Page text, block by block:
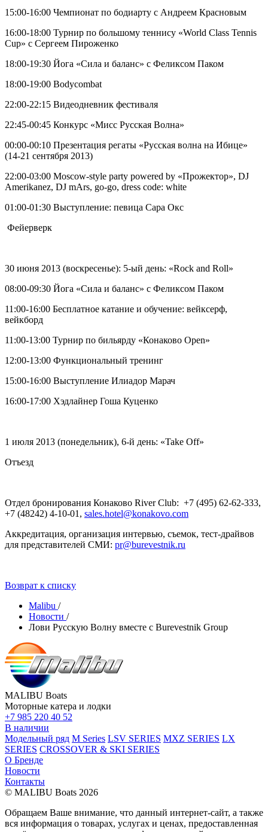
15:00-16:00 Чемпионат по бодиарту с Андреем Красновым
16:00-18:00 Турнир по большому теннису «World Class Tennis
Cup» с Сергеем Пироженко
18:00-19:30 Йога «Сила и баланс» с Феликсом Паком
18:00-19:00 Bodycombat
22:00-22:15 Видеодневник фестиваля
22:45-00:45 Конкурс «Мисс Русская Волна»
00:00-00:10 Презентация регаты «Русская волна на Ибице»
(14-21 сентября 2013)
22:00-03:00 Moscow-style party powered by «Прожектор», DJ
Amerikanez, DJ mArs, go-go, dress code: white
01:00-01:30 Выступление: певица Сара Окс
Фейерверк
30 июня 2013 (воскресенье): 5-ый день: «Rock and Roll»
08:00-09:30 Йога «Сила и баланс» с Феликсом Паком
11:00-16:00 Бесплатное катание и обучение: вейксерф,
вейкборд
11:00-13:00 Турнир по бильярду «Конаково Open»
12:00-13:00 Функциональный тренинг
15:00-16:00 Выступление Илиадор Марач
16:00-17:00 Хэдлайнер Гоша Куценко
1 июля 2013 (понедельник), 6-й день: «Take Off»
Отъезд
Отдел бронирования Конаково River Club: +7 (495) 62-62-333,
+7 (48242) 4-10-01, sales.hotel@konakovo.com
Аккредитация, организация интервью, съемок, тест-драйвов
для представителей СМИ: pr@burevestnik.ru
Возврат к списку
Malibu /
Новости /
Лови Русскую Волну вместе с Burevestnik Group
MALIBU Boats
Моторные катера и лодки
+7 985 220 40 52
В наличии
Модельный ряд M Series LSV SERIES MXZ SERIES LX
SERIES CROSSOVER & SKI SERIES
О Бренде
Новости
Контакты
© MALIBU Boats 2026
Обращаем Ваше внимание, что данный интернет-сайт, а также
вся информация о товарах, услугах и ценах, предоставленная